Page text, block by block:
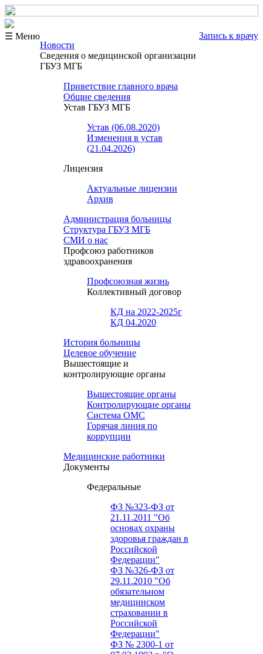
☰ Меню
Запись к врачу
Новости
Сведения о медицинской организации
ГБУЗ МГБ
Приветствие главного врача
Общие сведения
Устав ГБУЗ МГБ
Устав (06.08.2020)
Изменения в устав
(21.04.2026)
Лицензия
Актуальные лицензии
Архив
Администрация больницы
Структура ГБУЗ МГБ
СМИ о нас
Профсоюз работников
здравоохранения
Профсоюзная жизнь
Коллективный договор
КД на 2022-2025г
КД 04.2020
История больницы
Целевое обучение
Вышестоящие и
контролирующие органы
Вышестоящие органы
Контролирующие органы
Система ОМС
Горячая линия по
коррупции
Медицинские работники
Документы
Федеральные
ФЗ №323-ФЗ от
21.11.2011 "Об
основах охраны
здоровья граждан в
Российской
Федерации"
ФЗ №326-ФЗ от
29.11.2010 "Об
обязательном
медицинском
страховании в
Российской
Федерации"
ФЗ № 2300-1 от